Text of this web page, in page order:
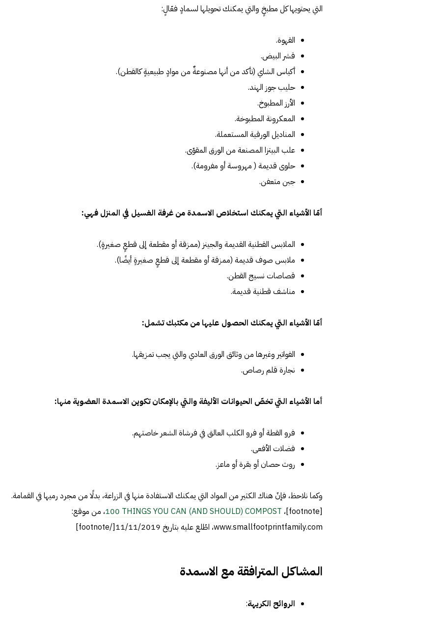
التي يحتويها كل مطبخٍ والتي يمكنك تحويلها لسمادٍ فعّالٍ:
القهوة.
قشر البيض.
أكياس الشاي (تأكد من أنها مصنوعةٌ من موادٍ طبيعيةٍ كالقطن).
حليب جوز الهند.
الأرز المطبوخ.
المعكرونة المطبوخة.
المناديل الورقية المستعملة.
علب البيتزا المصنعة من الورق المقوّى.
حلوى قديمة ( مهروسة أو مفرومة).
جبن متعفن.
أمّا الأشياء التي يمكنك استخلاص الاسمدة من غرفة الغسيل في المنزل فهي:
الملابس القطنية القديمة والجينز (ممزقة أو مقطعة إلى قطعٍ صغيرةٍ).
ملابس صوف قديمة (ممزقة أو مقطعة إلى قطعٍ صغيرةٍ أيضًا).
قصاصات نسيج القطن.
مناشف قطنية قديمة.
أمّا الأشياء التي يمكنك الحصول عليها من مكتبك تشمل:
الفواتير وغيرها من وثائق الورق العادي والتي يجب تمزيقها.
نجارة قلم رصاص.
أما الأشياء التي تخصّ الحيوانات الأليفة والتي بالإمكان تكوين الاسمدة العضوية منها:
فرو القطة أو فرو الكلب العالق في فرشاة الشعر خاصتهم.
فضلات الأفعى.
روث حصان أو بقرة أو ماعز.
وكما نلاحظ، فإنّ هناك الكثير من المواد التي يمكنك الاستفادة منها في الزراعة، بدلًا من مجرد رميها في القمامة.
[footnote]،
100 THINGS YOU CAN (AND SHOULD) COMPOST، من موقع:
www.smallfootprintfamily.com، اطّلع عليه بتاريخ 11/11/2019[/footnote]
المشاكل المترافقة مع الاسمدة
الروائح الكريهة: